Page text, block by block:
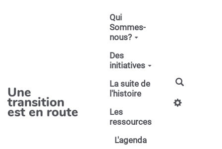
Une
transition
est en route
Qui
Sommes-
nous?
Des
initiatives
La suite de
l'histoire
Les
ressources
L'agenda